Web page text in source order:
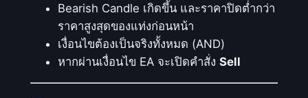
r
Bearish Candle เกิดขึ้น และราคาปิดต่ำกว่า
ราคาสูงสุดของแท่งก่อนหน้า
เงื่อนไขต้องเป็นจริงทั้งหมด (AND)
หากผ่านเงื่อนไข EA จะเปิดคำสั่ง Sell